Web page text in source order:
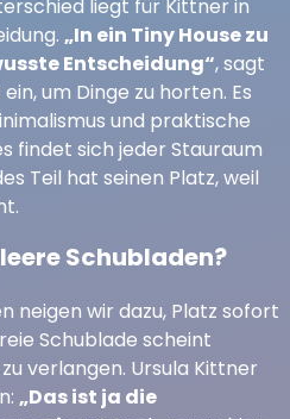
liegt für Kittner in
„In ein Tiny House zu
Entscheidung“, sagt
um Dinge zu horten. Es
und praktische
findet sich jeder Stauraum
Teil hat seinen Platz, weil
Schubladen?
neigen wir dazu, Platz sofort
Schublade scheint
verlangen. Ursula Kittner
„Das ist ja die